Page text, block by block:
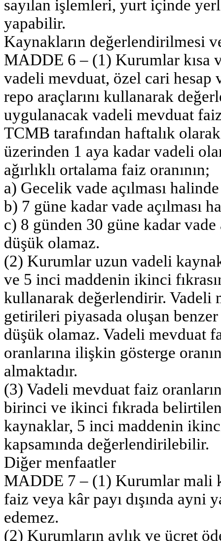
sayılan işlemleri, yurt içinde
yapabilir.
Kaynakların değerlendirilmesi
MADDE 6 – (1) Kurumlar kısa
vadeli mevduat, özel cari hesap
repo araçlarını kullanarak
uygulanacak vadeli mevduat
TCMB tarafından haftalık
üzerinden 1 aya kadar vadeli
ağırlıklı ortalama faiz oranının;
a) Gecelik vade açılması
b) 7 güne kadar vade açılması
c) 8 günden 30 güne kadar vade
düşük olamaz.
(2) Kurumlar uzun vadeli
ve 5 inci maddenin ikinci
kullanarak değerlendirir. Vadeli
getirileri piyasada oluşan
düşük olamaz. Vadeli mevduat
oranlarına ilişkin gösterge
almaktadır.
(3) Vadeli mevduat faiz
birinci ve ikinci fıkrada
kaynaklar, 5 inci maddenin
kapsamında değerlendirilebilir.
Diğer menfaatler
MADDE 7 – (1) Kurumlar mali
faiz veya kâr payı dışında
edemez.
(2) Kurumların aylık ve ücret